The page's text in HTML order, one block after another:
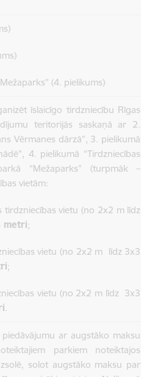
(4. pielikums)
īslaicīgo tirdzniecību Rīgas
teritorijās saskaņā ar 2.
Vērmanes dārzā”, 3. pielikumā
4. pielikumā “Tirdzniecības
“Mežaparks” (turpmāk –
vietām:
tirdzniecības vietu (no 2x2 m līdz
metri;
vietu (no 2x2 m līdz 3x3
;
vietu (no 2x2 m līdz 3x3
.
ar augstāko maksu
parkiem noteiktajos
solot augstāko maksu par